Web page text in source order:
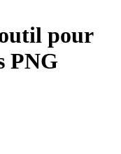
pour
PNG